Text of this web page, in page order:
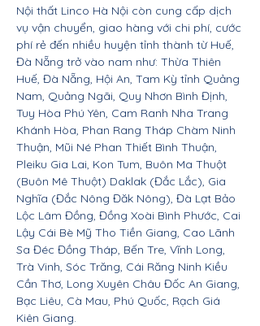
Nội thất Linco Hà Nội còn cung cấp dịch
vụ vận chuyển, giao hàng với chi phí, cước
phí rẻ đến nhiều huyện tỉnh thành từ Huế,
Đà Nẵng trở vào nam như: Thừa Thiên
Huế, Đà Nẵng, Hội An, Tam Kỳ tỉnh Quảng
Nam, Quảng Ngãi, Quy Nhơn Bình Định,
Tuy Hòa Phú Yên, Cam Ranh Nha Trang
Khánh Hòa, Phan Rang Tháp Chàm Ninh
Thuận, Mũi Né Phan Thiết Bình Thuận,
Pleiku Gia Lai, Kon Tum, Buôn Ma Thuột
(Buôn Mê Thuột) Daklak (Đắc Lắc), Gia
Nghĩa (Đắc Nông Đăk Nông), Đà Lạt Bảo
Lộc Lâm Đồng, Đồng Xoài Bình Phước, Cai
Lậy Cái Bè Mỹ Tho Tiền Giang, Cao Lãnh
Sa Đéc Đồng Tháp, Bến Tre, Vĩnh Long,
Trà Vinh, Sóc Trăng, Cái Răng Ninh Kiều
Cần Thơ, Long Xuyên Châu Đốc An Giang,
Bạc Liêu, Cà Mau, Phú Quốc, Rạch Giá
Kiên Giang.